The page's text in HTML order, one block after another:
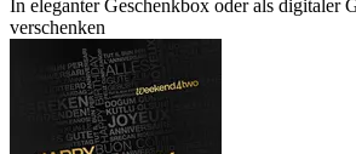
In eleganter Geschenkbox oder als digitaler
verschenken